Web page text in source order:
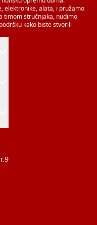
elektronike, alata, i pružamo
timom stručnjaka, nudimo
kako biste stvorili